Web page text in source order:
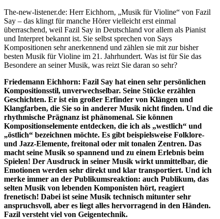
The-new-listener.de: Herr Eichhorn, „Musik für Violine“ von Fazil
Say – das klingt für manche Hörer vielleicht erst einmal
überraschend, weil Fazil Say in Deutschland vor allem als Pianist
und Interpret bekannt ist. Sie selbst sprechen von Says
Kompositionen sehr anerkennend und zählen sie mit zur bisher
besten Musik für Violine im 21. Jahrhundert. Was ist für Sie das
Besondere an seiner Musik, was reizt Sie daran so sehr?
Friedemann Eichhorn: Fazil Say hat einen sehr persönlichen
Kompositionsstil, unverwechselbar. Seine Stücke erzählen
Geschichten. Er ist ein großer Erfinder von Klängen und
Klangfarben, die Sie so in anderer Musik nicht finden. Und die
rhythmische Prägnanz ist phänomenal. Sie können
Kompositionselemente entdecken, die ich als „westlich“ und
„östlich“ bezeichnen möchte. Es gibt beispielsweise Folklore-
und Jazz-Elemente, freitonal oder mit tonalen Zentren. Das
macht seine Musik so spannend und zu einem Erlebnis beim
Spielen! Der Ausdruck in seiner Musik wirkt unmittelbar, die
Emotionen werden sehr direkt und klar transportiert. Und ich
merke immer an der Publikumsreaktion: auch Publikum, das
selten Musik von lebenden Komponisten hört, reagiert
frenetisch! Dabei ist seine Musik technisch mitunter sehr
anspruchsvoll, aber es liegt alles hervorragend in den Händen.
Fazil versteht viel von Geigentechnik.